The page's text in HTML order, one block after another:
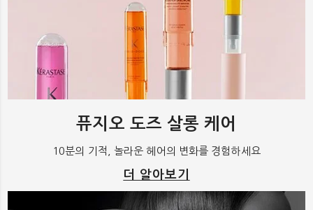
퓨지오 도즈 살롱 케어
10분의 기적, 놀라운 헤어의 변화를 경험하세요
더 알아보기